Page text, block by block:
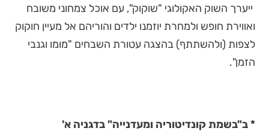
ייערך השוק האקולוגי "שוקוק", עם אוכל צמחוני משובח
ואווירת חופש ולמחרת יוזמנו ילדים והוריהם אל מעיין חוקוק
לצפות (ולהשתתף) בהצגה עטורת השבחים "מומו וגנבי
הזמן".
*ב"בשמת קונדיטוריה ומעדנייה" בדגניה א'